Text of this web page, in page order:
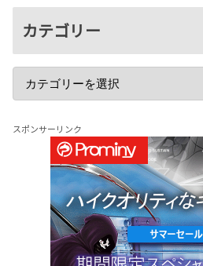
カテゴリー
スポンサーリンク